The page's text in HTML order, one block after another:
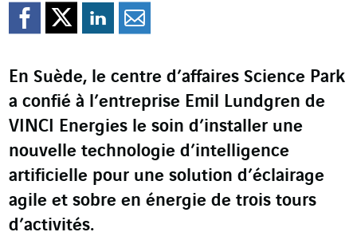
Partager sur Facebook
Partager sur Twitter
Partager sur
En Suède, le centre d’affaires Science Park
a confié à l’entreprise Emil Lundgren de
VINCI Energies le soin d’installer une
nouvelle technologie d’intelligence
artificielle pour une solution d’éclairage
agile et sobre en énergie de trois tours
d’activités.